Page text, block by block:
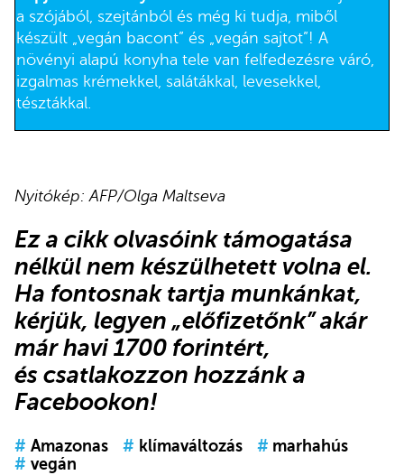
a szójából, szejtánból és még ki tudja, miből
készült „vegán bacont” és „vegán sajtot”! A
növényi alapú konyha tele van felfedezésre váró,
izgalmas krémekkel, salátákkal, levesekkel,
tésztákkal.
Nyitókép: AFP/Olga Maltseva
Ez a cikk olvasóink támogatása
nélkül nem készülhetett volna el.
Ha fontosnak tartja munkánkat,
kérjük, legyen „előfizetőnk”akár
már havi 1700 forintért,
és csatlakozzon hozzánk a
Facebookon!
# Amazonas # klímaváltozás # marhahús
# vegán